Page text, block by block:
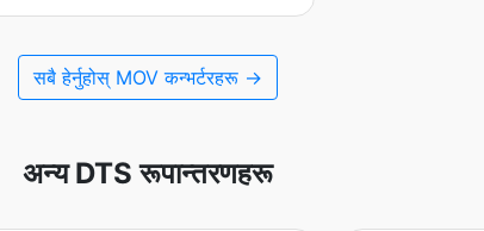
सबै हेर्नुहोस् MOV कन्भर्टरहरू →
अन्य DTS रूपान्तरणहरू